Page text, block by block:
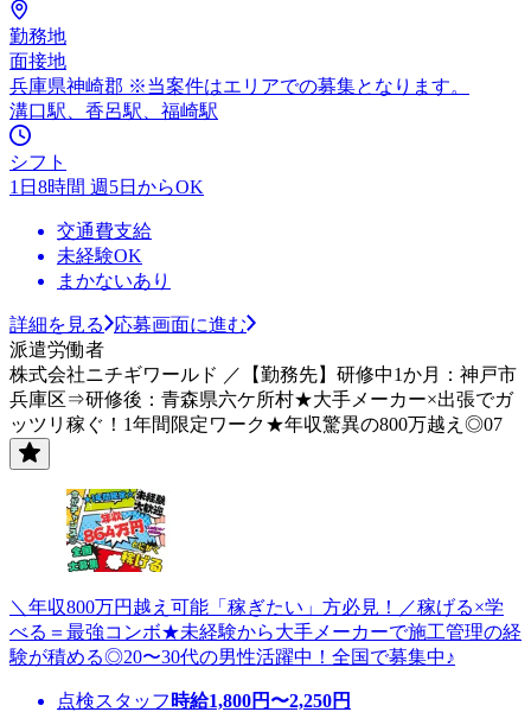
勤務地
面接地
兵庫県神崎郡 ※当案件はエリアでの募集となります。
溝口駅、香呂駅、福崎駅
シフト
1日8時間 週5日からOK
交通費支給
未経験OK
まかないあり
詳細を見る
応募画面に進む
派遣労働者
株式会社ニチギワールド ／【勤務先】研修中1か月：神戸市
兵庫区⇒研修後：青森県六ケ所村★大手メーカー×出張でガ
ッツリ稼ぐ！1年間限定ワーク★年収驚異の800万越え◎07
＼年収800万円越え可能「稼ぎたい」方必見！／稼げる×学
べる＝最強コンボ★未経験から大手メーカーで施工管理の経
験が積める◎20〜30代の男性活躍中！全国で募集中♪
点検スタッフ 時給1,800円〜2,250円